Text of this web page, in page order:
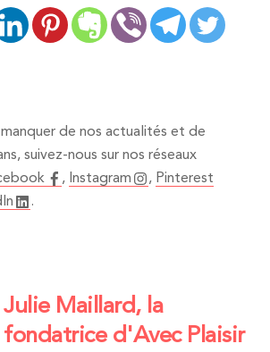
manquer de nos actualités et de
suivez-nous sur nos réseaux
, Instagram , Pinterest
.
Julie Maillard, la
fondatrice d'Avec Plaisir